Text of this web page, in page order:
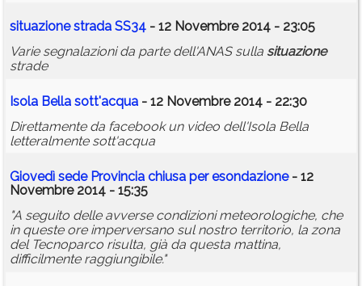
situazionestrada SS34 - 12 Novembre 2014 - 23:05
Varie segnalazioni da parte dell'ANAS sulla situazione
strade
Isola Bella sott'acqua - 12 Novembre 2014 - 22:30
Direttamente da facebook un video dell'Isola Bella
letteralmente sott'acqua
Giovedì sede Provincia chiusa peresondazione- 12
Novembre 2014 - 15:35
"A seguito delle avverse condizioni meteorologiche, che
in queste ore imperversano sul nostro territorio, la zona
del Tecnoparco risulta, già da questa mattina,
difficilmente raggiungibile."